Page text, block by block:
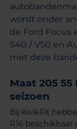
wordt onder
de Ford Focus
S40 / V50 en
met deze
Maat 205
seizoen
Bij KwikFit
R16 beschikbaar